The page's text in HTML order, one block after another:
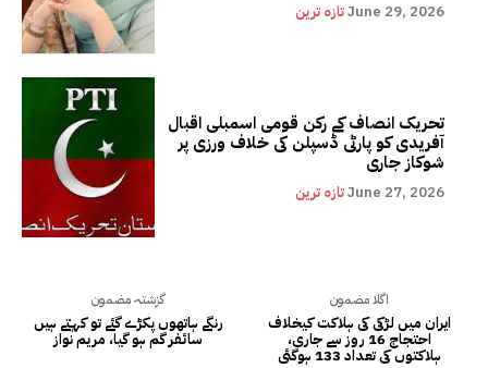
تازہ ترینJune 29, 2026
تحریک انصاف کے رکن قومی اسمبلی اقبال
آفریدی کو پارٹی ڈسپلن کی خلاف ورزی پر
شوکاز جاری
تازہ ترینJune 27, 2026
گزشتہ مضمون
رنگے ہاتھوں پکڑے گئے تو کہتے ہیں
سائفر گم ہو گیا، مریم نواز
اگلا مضمون
ایران میں لڑکی کی ہلاکت کیخلاف
احتجاج 16 روز سے جاری،
ہلاکتوں کی تعداد 133 ہوگئی